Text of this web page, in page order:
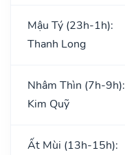
Mậu Tý (23h-1h):
Thanh Long
Nhâm Thìn (7h-9h):
Kim Quỹ
Ất Mùi (13h-15h):